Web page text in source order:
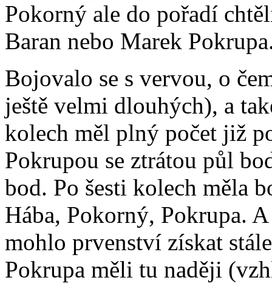
Pokorný ale do pořadí
Baran nebo Marek
Bojovalo se s vervou, o
ještě velmi dlouhých), a
kolech měl plný počet již
Pokrupou se ztrátou půl
bod. Po šesti kolech měla
Hába, Pokorný, Pokrupa.
mohlo prvenství získat
Pokrupa měli tu naději